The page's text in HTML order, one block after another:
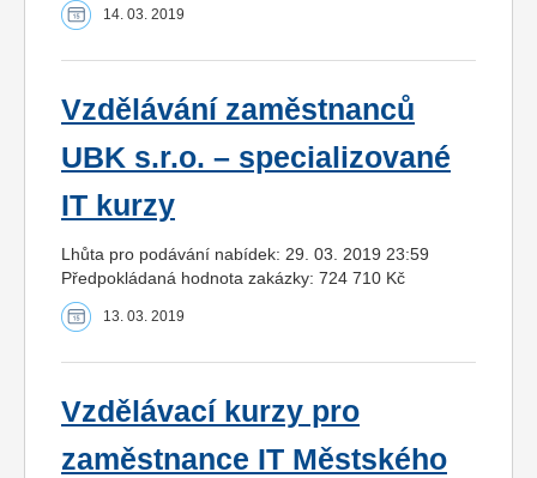
14. 03. 2019
Vzdělávání zaměstnanců
UBK s.r.o. – specializované
IT kurzy
Lhůta pro podávání nabídek: 29. 03. 2019 23:59
Předpokládaná hodnota zakázky: 724 710 Kč
13. 03. 2019
Vzdělávací kurzy pro
zaměstnance IT Městského